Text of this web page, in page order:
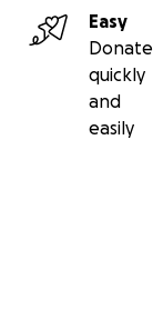
Easy
Donate
quickly
and
easily